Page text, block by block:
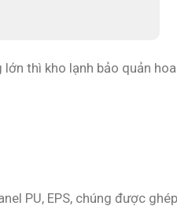
thì kho lạnh bảo quản
PU, EPS, chúng được